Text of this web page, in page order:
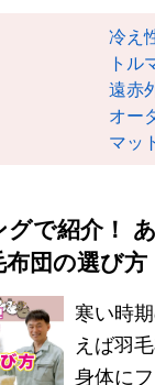
冷え
トル
遠赤
オー
マッ
グで紹介！
団の選び方
寒い時
えば羽毛
身体に